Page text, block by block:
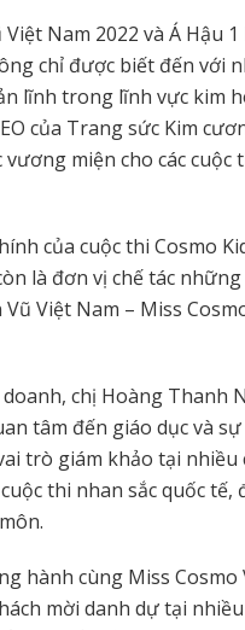
Nam 2022 và Á Hậu
chỉ được biết đến với
lĩnh trong lĩnh vực kim
của Trang sức Kim
miện cho các
của cuộc thi Cosmo
là đơn vị chế tác
Việt Nam – Miss
chị Hoàng Thanh
tâm đến giáo dục và
trò giám khảo tại
thi nhan sắc quốc tế,
hành cùng Miss
mời danh dự tại